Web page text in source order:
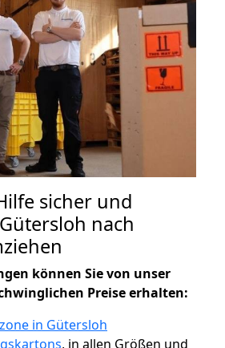
sicher und
nach
können Sie von unser
Preise erhalten:
in Gütersloh
, in allen Größen und